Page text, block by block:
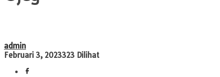
admin
Februari 3, 2023323 Dilihat